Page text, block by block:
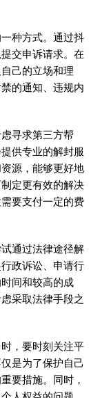
种方式。通过抖
交申诉请求。在
己的立场和理
的通知、违规内
寻求第三方帮
供专业的解封服
源，能够更好地
定更有效的解决
要支付一定的费
通过法律途径解
政诉讼、申请行
间和较高的成
采取法律手段之
，要时刻关注平
是为了保护自己
要措施。同时，